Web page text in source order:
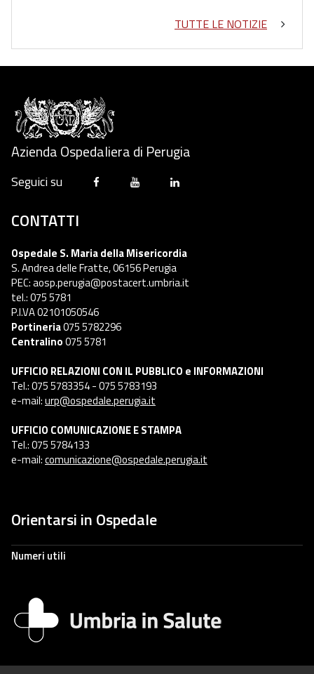
TUTTE LE NOTIZIE
Azienda Ospedaliera di Perugia
Seguici su
CONTATTI
Ospedale S. Maria della Misericordia
S. Andrea delle Fratte, 06156 Perugia
PEC: aosp.perugia@postacert.umbria.it
tel.: 075 5781
P.I.VA 02101050546
Portineria075 5782296
Centralino075 5781
UFFICIO RELAZIONI CON IL PUBBLICO e INFORMAZIONI
Tel.: 075 5783354 - 075 5783193
e-mail:urp@ospedale.perugia.it
UFFICIO COMUNICAZIONE E STAMPA
Tel.: 075 5784133
e-mail:comunicazione@ospedale.perugia.it
Orientarsi in Ospedale
Numeri utili